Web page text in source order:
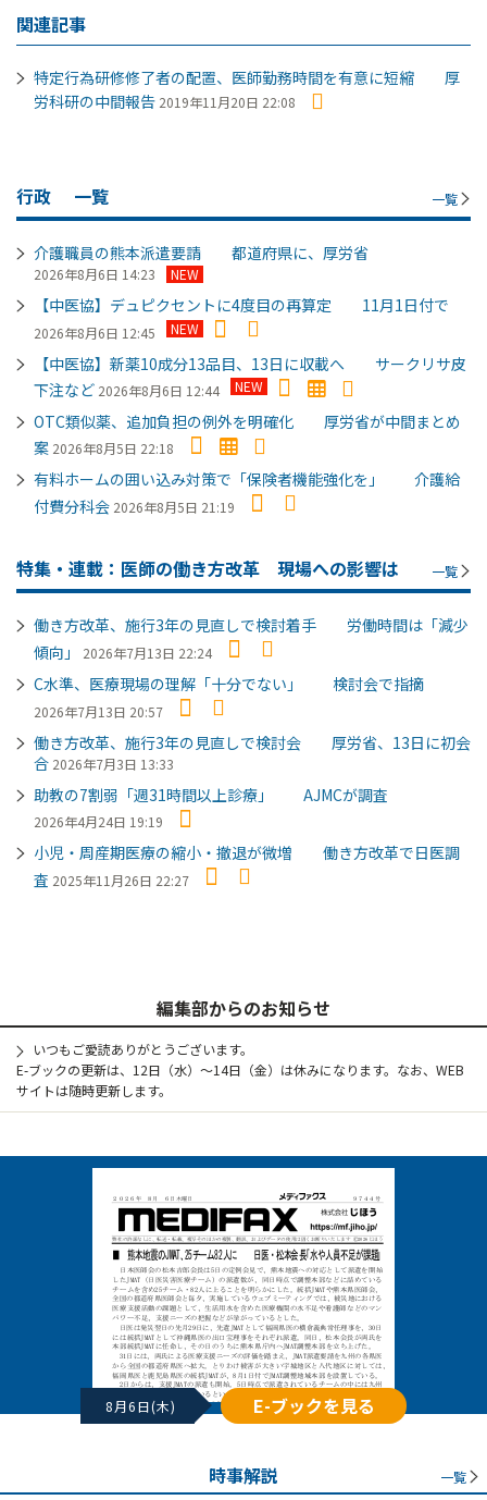
関連記事
特定行為研修修了者の配置、医師勤務時間を有意に短縮 厚
労科研の中間報告 2019年11月20日 22:08
行政 一覧 一覧
介護職員の熊本派遣要請 都道府県に、厚労省
2026年8月6日 14:23 NEW
【中医協】デュピクセントに4度目の再算定 11月1日付で
2026年8月6日 12:45 NEW
【中医協】新薬10成分13品目、13日に収載へ サークリサ皮
下注など 2026年8月6日 12:44 NEW
OTC類似薬、追加負担の例外を明確化 厚労省が中間まとめ
案 2026年8月5日 22:18
有料ホームの囲い込み対策で「保険者機能強化を」 介護給
付費分科会 2026年8月5日 21:19
特集・連載：医師の働き方改革 現場への影響は 一覧
働き方改革、施行3年の見直しで検討着手 労働時間は「減少
傾向」
2026年7月13日 22:24
C水準、医療現場の理解「十分でない」 検討会で指摘
2026年7月13日 20:57
働き方改革、施行3年の見直しで検討会 厚労省、13日に初会
合 2026年7月3日 13:33
助教の7割弱「週31時間以上診療」 AJMCが調査
2026年4月24日 19:19
小児・周産期医療の縮小・撤退が微増 働き方改革で日医調
査 2025年11月26日 22:27
編集部からのお知らせ
いつもご愛読ありがとうございます。
E-ブックの更新は、12日（水）～14日（金）は休みになります。なお、WEB
サイトは随時更新します。
8月6日(木) E-ブックを見る
時事解説 一覧